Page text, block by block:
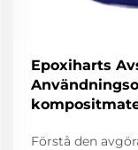
Epoxiharts
Förstå den